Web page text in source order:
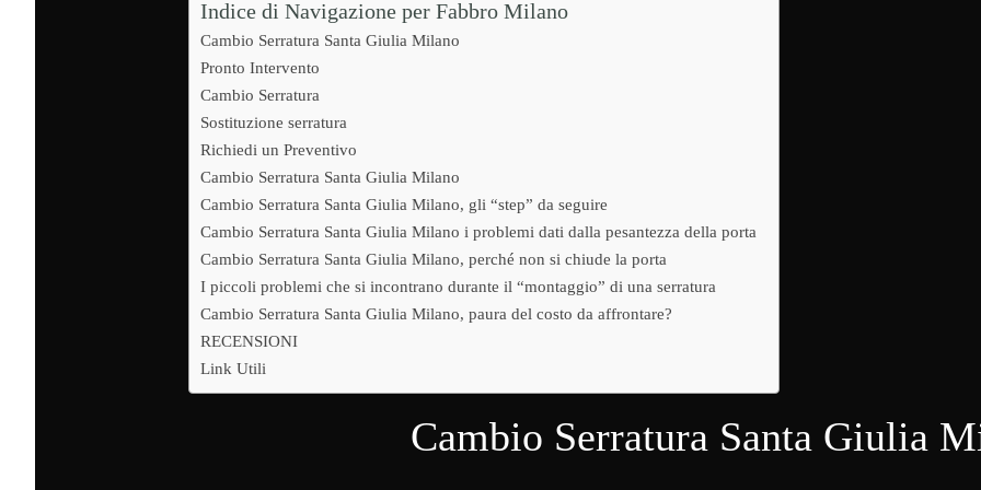
Indice di Navigazione per Fabbro Milano
Cambio Serratura Santa Giulia Milano
Pronto Intervento
Cambio Serratura
Sostituzione serratura
Richiedi un Preventivo
Cambio Serratura Santa Giulia Milano
Cambio Serratura Santa Giulia Milano, gli “step” da seguire
Cambio Serratura Santa Giulia Milano i problemi dati dalla pesantezza della porta
Cambio Serratura Santa Giulia Milano, perché non si chiude la porta
I piccoli problemi che si incontrano durante il “montaggio” di una serratura
Cambio Serratura Santa Giulia Milano, paura del costo da affrontare?
RECENSIONI
Link Utili
Cambio Serratura Santa Giulia